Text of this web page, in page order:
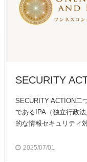
SECURITY
SECURITY ACTION二
であるIPA（独立行政
的な情報セキュリティ
2025/07/01